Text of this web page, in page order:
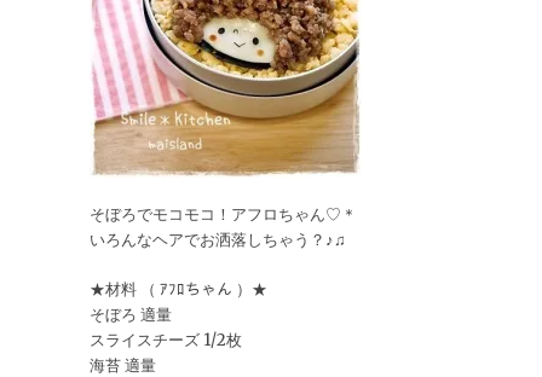
そぼろでモコモコ！アフロちゃん♡＊
いろんなヘアでお洒落しちゃう？♪♫
★材料 （ ｱﾌﾛちゃん ）★
そぼろ 適量
スライスチーズ 1/2枚
海苔 適量